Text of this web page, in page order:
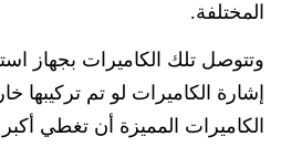
المختلفة.
وتتوصل تلك الكاميرات بجهاز
إشارة الكاميرات لو تم تركيبها
الكاميرات المميزة أن تغطي